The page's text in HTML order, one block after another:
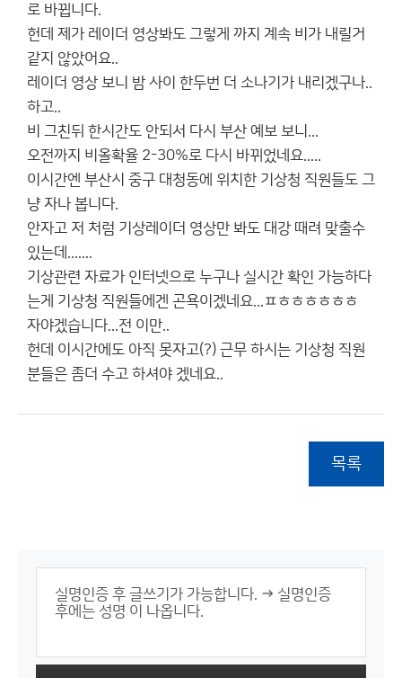
로 바뀝니다.
헌데 제가 레이더 영상봐도 그렇게 까지 계속 비가 내릴거
같지 않았어요..
레이더 영상 보니 밤 사이 한두번 더 소나기가 내리겠구나..
하고..
비 그친뒤 한시간도 안되서 다시 부산 예보 보니...
오전까지 비올확율 2-30%로 다시 바뀌었네요.....
이시간엔 부산시 중구 대청동에 위치한 기상청 직원들도 그
냥 자나 봅니다.
안자고 저 처럼 기상레이더 영상만 봐도 대강 때려 맞출수
있는데.......
기상관련 자료가 인터넷으로 누구나 실시간 확인 가능하다
는게 기상청 직원들에겐 곤욕이겠네요...ㅍㅎㅎㅎㅎㅎㅎ
자야겠습니다...전 이만..
헌데 이시간에도 아직 못자고(?) 근무 하시는 기상청 직원
분들은 좀더 수고 하셔야 겠네요..
목록